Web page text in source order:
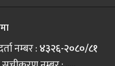
नम्बर :४३२६-२०८०/८१